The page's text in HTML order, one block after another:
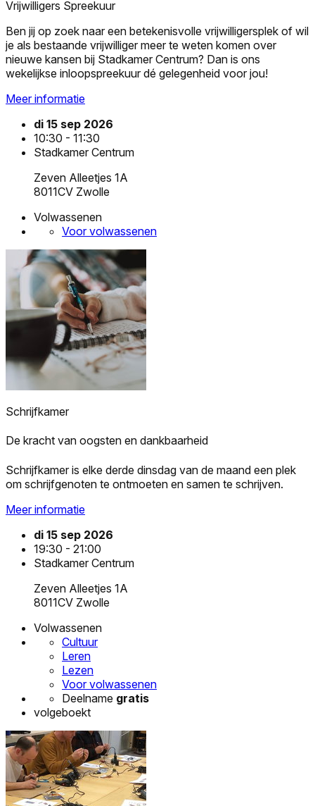
Vrijwilligers Spreekuur
Ben jij op zoek naar een betekenisvolle vrijwilligersplek of wil
je als bestaande vrijwilliger meer te weten komen over
nieuwe kansen bij Stadkamer Centrum? Dan is ons
wekelijkse inloopspreekuur dé gelegenheid voor jou!
Meer informatie
di 15 sep 2026
10:30 - 11:30
Stadkamer Centrum
Zeven Alleetjes 1A
8011CV Zwolle
Volwassenen
Voor volwassenen
Schrijfkamer
De kracht van oogsten en dankbaarheid
Schrijfkamer is elke derde dinsdag van de maand een plek
om schrijfgenoten te ontmoeten en samen te schrijven.
Meer informatie
di 15 sep 2026
19:30 - 21:00
Stadkamer Centrum
Zeven Alleetjes 1A
8011CV Zwolle
Volwassenen
Cultuur
Leren
Lezen
Voor volwassenen
Deelname gratis
volgeboekt